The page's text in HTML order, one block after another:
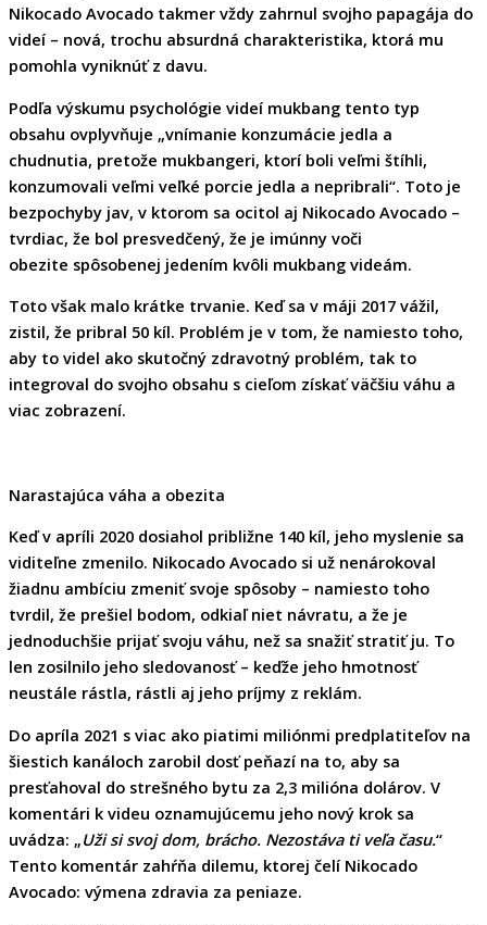
Nikocado Avocado takmer vždy zahrnul svojho papagája do
videí – nová, trochu absurdná charakteristika, ktorá mu
pomohla vyniknúť z davu.
Podľa výskumu psychológie videí mukbang tento typ
obsahu ovplyvňuje „vnímanie konzumácie jedla a
chudnutia, pretože mukbangeri, ktorí boli veľmi štíhli,
konzumovali veľmi veľké porcie jedla a nepribrali“. Toto je
bezpochyby jav, v ktorom sa ocitol aj Nikocado Avocado –
tvrdiac, že bol presvedčený, že je imúnny voči
obezite spôsobenej jedením kvôli mukbang videám.
Toto však malo krátke trvanie. Keď sa v máji 2017 vážil,
zistil, že pribral 50 kíl. Problém je v tom, že namiesto toho,
aby to videl ako skutočný zdravotný problém, tak to
integroval do svojho obsahu s cieľom získať väčšiu váhu a
viac zobrazení.
Narastajúca váha a obezita
Keď v apríli 2020 dosiahol približne 140 kíl, jeho myslenie sa
viditeľne zmenilo. Nikocado Avocado si už nenárokoval
žiadnu ambíciu zmeniť svoje spôsoby – namiesto toho
tvrdil, že prešiel bodom, odkiaľ niet návratu, a že je
jednoduchšie prijať svoju váhu, než sa snažiť stratiť ju. To
len zosilnilo jeho sledovanosť – keďže jeho hmotnosť
neustále rástla, rástli aj jeho príjmy z reklám.
Do apríla 2021 s viac ako piatimi miliónmi predplatiteľov na
šiestich kanáloch zarobil dosť peňazí na to, aby sa
presťahoval do strešného bytu za 2,3 milióna dolárov. V
komentári k videu oznamujúcemu jeho nový krok sa
uvádza: „Uži si svoj dom, brácho. Nezostáva ti veľa času.“
Tento komentár zahŕňa dilemu, ktorej čelí Nikocado
Avocado: výmena zdravia za peniaze.